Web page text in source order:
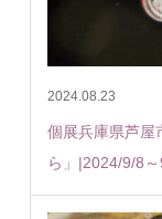
2024.08.23
個展兵庫県芦屋
ら」|2024/9/8